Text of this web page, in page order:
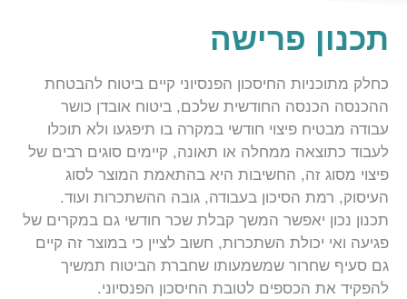
תכנון פרישה
כחלק מתוכניות החיסכון הפנסיוני קיים ביטוח להבטחת
ההכנסה הכנסה החודשית שלכם, ביטוח אובדן כושר
עבודה מבטיח פיצוי חודשי במקרה בו תיפגעו ולא תוכלו
לעבוד כתוצאה ממחלה או תאונה, קיימים סוגים רבים של
פיצוי מסוג זה, החשיבות היא בהתאמת המוצר לסוג
העיסוק, רמת הסיכון בעבודה, גובה ההשתכרות ועוד.
תכנון נכון יאפשר המשך קבלת שכר חודשי גם במקרים של
פגיעה ואי יכולת השתכרות, חשוב לציין כי במוצר זה קיים
גם סעיף שחרור שמשמעותו שחברת הביטוח תמשיך
להפקיד את הכספים לטובת החיסכון הפנסיוני.